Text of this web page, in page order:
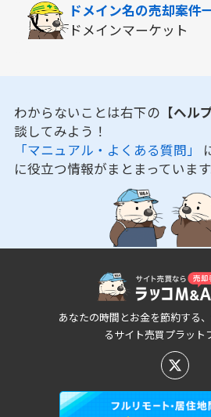
ドメイン名の売却案件
ドメインマーケット
わからないことは右下の 【ヘル
談してみよう！
「マニュアル・よくある質問」
に役立つ情報がまとまっています
あなたの時間とお金を節約する
るサイト売買プラット